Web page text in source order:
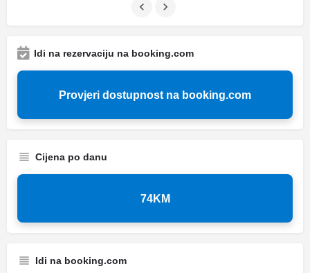
Idi na rezervaciju na booking.com
Provjeri dostupnost na booking.com
Cijena po danu
74KM
Idi na booking.com